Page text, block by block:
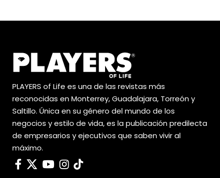
PLAYERS of Life es una de las revistas más
reconocidas en Monterrey, Guadalajara, Torreón y
Saltillo. Única en su género del mundo de los
negocios y estilo de vida, es la publicación predilecta
de empresarios y ejecutivos que saben vivir al
máximo.